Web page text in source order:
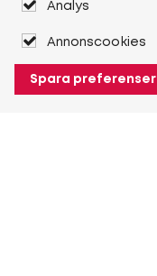
Analys
Annonscookies
Spara preferenser